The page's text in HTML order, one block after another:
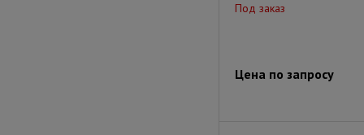
Под заказ
Цена по запросу